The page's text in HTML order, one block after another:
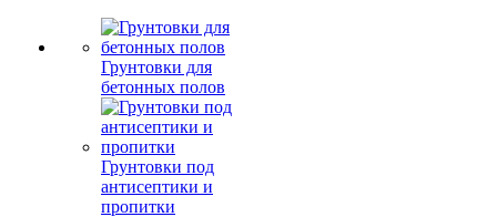
Грунтовки для
бетонных полов
Грунтовки под
антисептики и
пропитки